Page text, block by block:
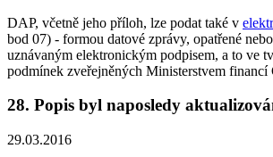
DAP, včetně jeho příloh, lze podat také v
bod 07) - formou datové zprávy, opatřené
uznávaným elektronickým podpisem, a to ve
podmínek zveřejněných Ministerstvem financí
28. Popis byl naposledy
29.03.2016